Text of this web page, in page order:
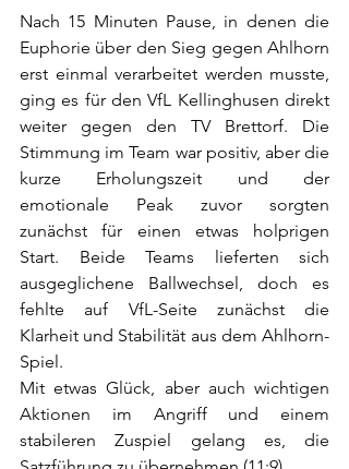
Nach 15 Minuten Pause, in denen die
Euphorie über den Sieg gegen Ahlhorn
erst einmal verarbeitet werden musste,
ging es für den VfL Kellinghusen direkt
weiter gegen den TV Brettorf. Die
Stimmung im Team war positiv, aber die
kurze Erholungszeit und der
emotionale Peak zuvor sorgten
zunächst für einen etwas holprigen
Start. Beide Teams lieferten sich
ausgeglichene Ballwechsel, doch es
fehlte auf VfL-Seite zunächst die
Klarheit und Stabilität aus dem Ahlhorn-
Spiel.
Mit etwas Glück, aber auch wichtigen
Aktionen im Angriff und einem
stabileren Zuspiel gelang es, die